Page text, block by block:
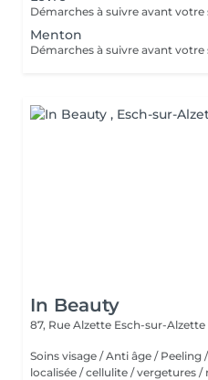
Menton
In Beauty
87, Rue Alzette Esch-sur-Alzette
Soins visage / Anti âge / Peeling
localisée / cellulite / vergetures